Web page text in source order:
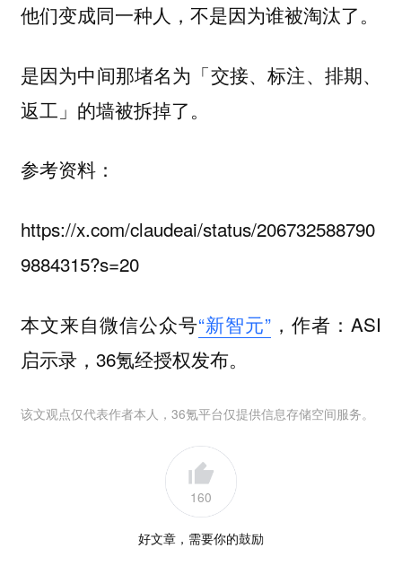
他们变成同一种人，不是因为谁被淘汰了。
是因为中间那堵名为「交接、标注、排期、
返工」的墙被拆掉了。
参考资料：
https://x.com/claudeai/status/206732588790
9884315?s=20
本文来自微信公众号“新智元” ，作者：ASI
启示录，36氪经授权发布。
该文观点仅代表作者本人，36氪平台仅提供信息存储空间服务。
160
好文章，需要你的鼓励